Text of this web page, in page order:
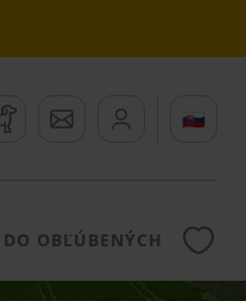
Strážny pesSprávy 🇸🇰
DO OBĽÚBENÝCH